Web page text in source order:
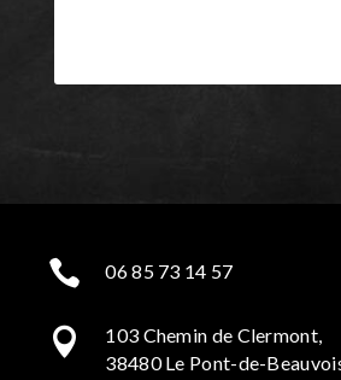
 06 85 73 14 57

103 Chemin de Clermont,
38480 Le Pont-de-